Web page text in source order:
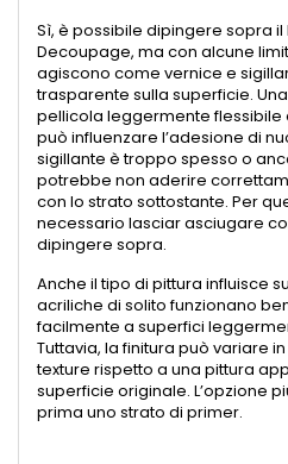
Sì, è possibile dipingere sopra
Decoupage, ma con alcune
agiscono come vernice e
trasparente sulla superficie.
pellicola leggermente flessibile
può influenzare l’adesione di
sigillante è troppo spesso o
potrebbe non aderire
con lo strato sottostante. Per
necessario lasciar asciugare
dipingere sopra.
Anche il tipo di pittura influisce
acriliche di solito funzionano
facilmente a superfici
Tuttavia, la finitura può variare
texture rispetto a una pittura
superficie originale. L’opzione
prima uno strato di primer.